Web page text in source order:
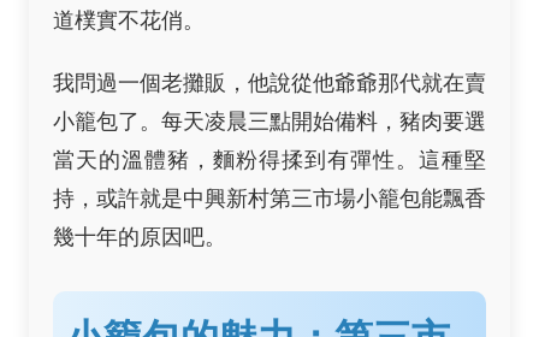
道樸實不花俏。
我問過一個老攤販，他說從他爺爺那代就在賣
小籠包了。每天凌晨三點開始備料，豬肉要選
當天的溫體豬，麵粉得揉到有彈性。這種堅
持，或許就是中興新村第三市場小籠包能飄香
幾十年的原因吧。